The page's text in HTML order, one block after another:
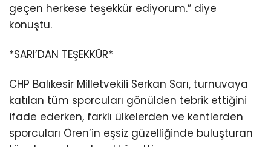
geçen herkese teşekkür ediyorum.” diye
konuştu.
*SARI’DAN TEŞEKKÜR*
CHP Balıkesir Milletvekili Serkan Sarı, turnuvaya
katılan tüm sporcuları gönülden tebrik ettiğini
ifade ederken, farklı ülkelerden ve kentlerden
sporcuları Ören’in eşsiz güzelliğinde buluşturan